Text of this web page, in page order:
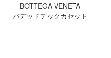
BOTTEGA VENETA
パデッドテックカセット